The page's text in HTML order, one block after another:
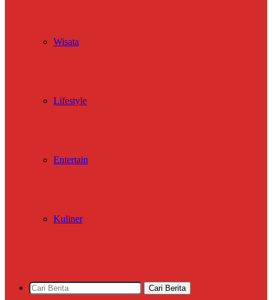
Wisata
Lifestyle
Entertain
Kuliner
Cari Berita